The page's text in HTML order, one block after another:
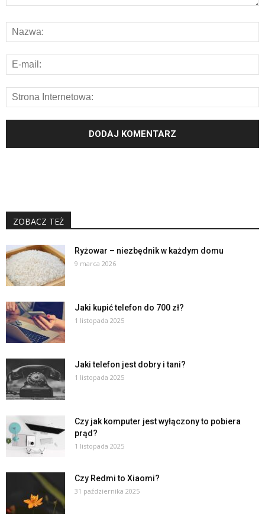
ZOBACZ TEŻ
Ryżowar – niezbędnik w każdym domu
9 marca 2026
Jaki kupić telefon do 700 zł?
1 listopada 2025
Jaki telefon jest dobry i tani?
1 listopada 2025
Czy jak komputer jest wyłączony to pobiera
prąd?
1 listopada 2025
Czy Redmi to Xiaomi?
31 października 2025